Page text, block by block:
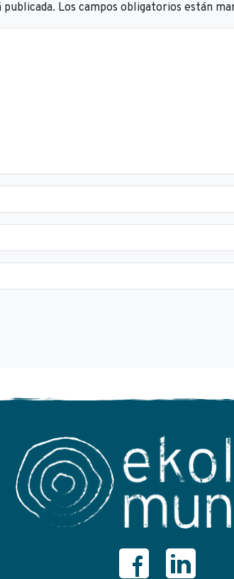
Los campos obligatorios están